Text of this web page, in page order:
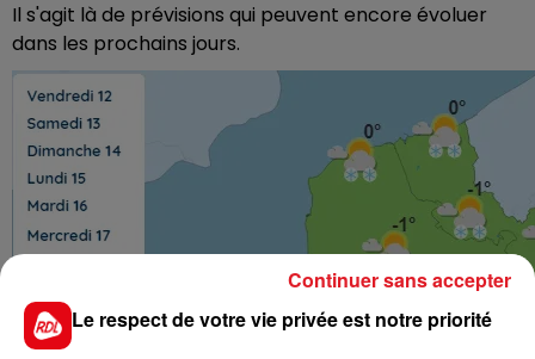
Il s'agit là de prévisions qui peuvent encore évoluer
dans les prochains jours.
Le respect de votre vie privée est notre priorité
Continuer sans accepter